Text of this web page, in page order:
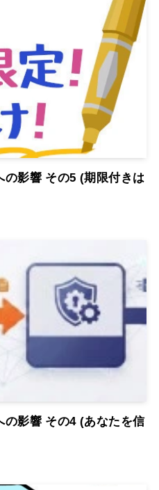
の影響 その5 (期限付きは
の影響 その4 (あなたを信